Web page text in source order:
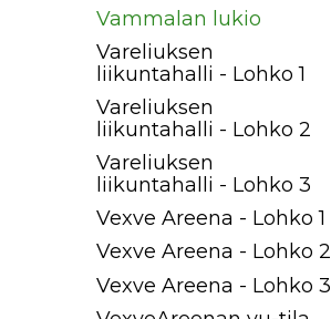
Vammalan lukio
Vareliuksen
liikuntahalli - Lohko 1
Vareliuksen
liikuntahalli - Lohko 2
Vareliuksen
liikuntahalli - Lohko 3
Vexve Areena - Lohko 1
Vexve Areena - Lohko 2
Vexve Areena - Lohko 3